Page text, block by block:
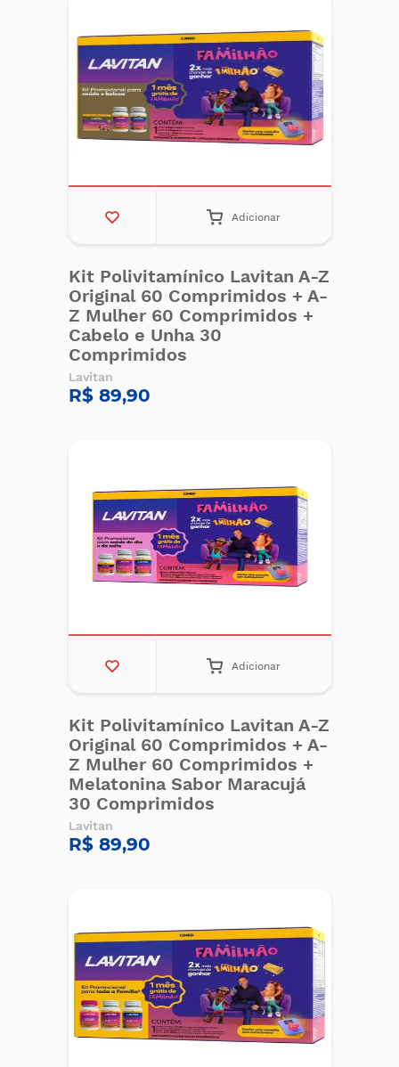
Adicionar
Kit Polivitamínico Lavitan A-Z
Original 60 Comprimidos + A-
Z Mulher 60 Comprimidos +
Cabelo e Unha 30
Comprimidos
Lavitan
R$ 89,90
Adicionar
Kit Polivitamínico Lavitan A-Z
Original 60 Comprimidos + A-
Z Mulher 60 Comprimidos +
Melatonina Sabor Maracujá
30 Comprimidos
Lavitan
R$ 89,90